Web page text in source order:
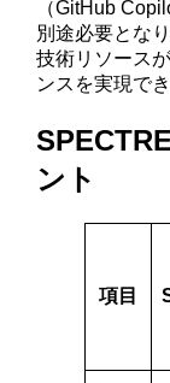
（GitHub
別途必要とな
技術リソース
ンスを実現でき
ント
項目